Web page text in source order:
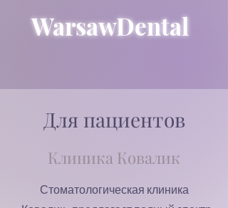
WarsawDental
Для пациентов
Клиника Ковалик
Стоматологическая клиника